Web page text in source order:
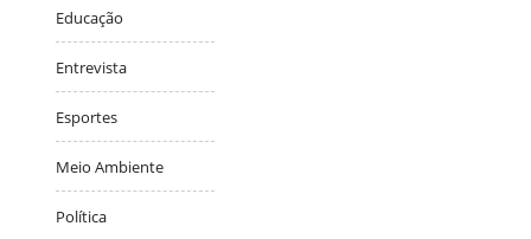
Educação
Entrevista
Esportes
Meio Ambiente
Política